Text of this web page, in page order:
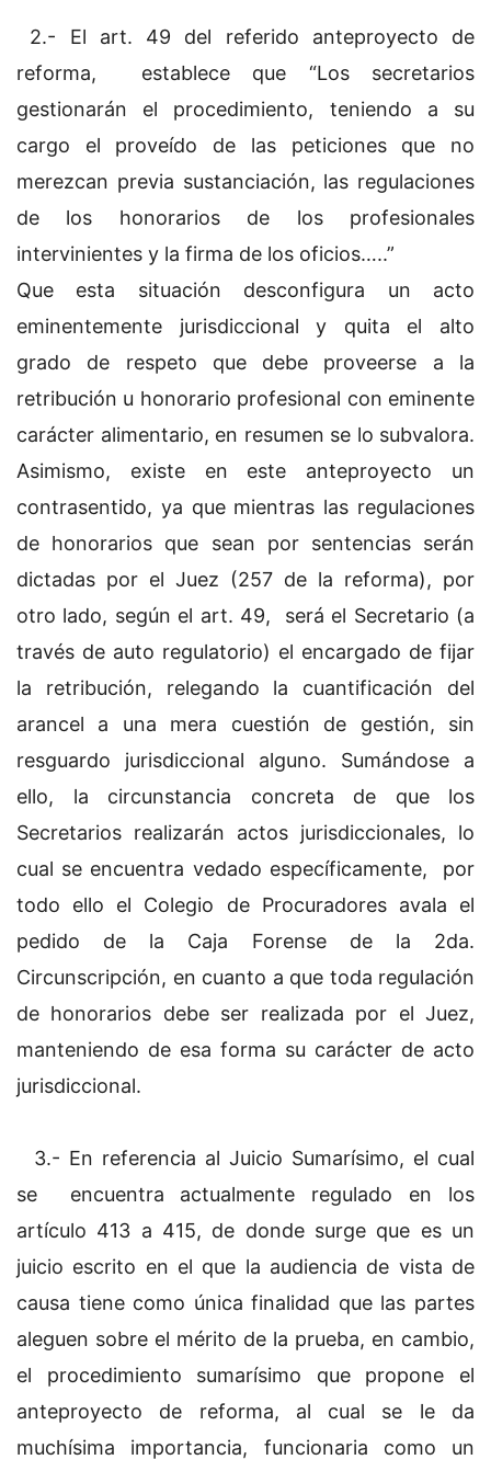
2.- El art. 49 del referido anteproyecto de
reforma, establece que “Los secretarios
gestionarán el procedimiento, teniendo a su
cargo el proveído de las peticiones que no
merezcan previa sustanciación, las regulaciones
de los honorarios de los profesionales
intervinientes y la firma de los oficios…..”
Que esta situación desconfigura un acto
eminentemente jurisdiccional y quita el alto
grado de respeto que debe proveerse a la
retribución u honorario profesional con eminente
carácter alimentario, en resumen se lo subvalora.
Asimismo, existe en este anteproyecto un
contrasentido, ya que mientras las regulaciones
de honorarios que sean por sentencias serán
dictadas por el Juez (257 de la reforma), por
otro lado, según el art. 49, será el Secretario (a
través de auto regulatorio) el encargado de fijar
la retribución, relegando la cuantificación del
arancel a una mera cuestión de gestión, sin
resguardo jurisdiccional alguno. Sumándose a
ello, la circunstancia concreta de que los
Secretarios realizarán actos jurisdiccionales, lo
cual se encuentra vedado específicamente, por
todo ello el Colegio de Procuradores avala el
pedido de la Caja Forense de la 2da.
Circunscripción, en cuanto a que toda regulación
de honorarios debe ser realizada por el Juez,
manteniendo de esa forma su carácter de acto
jurisdiccional.
3.- En referencia al Juicio Sumarísimo, el cual
se encuentra actualmente regulado en los
artículo 413 a 415, de donde surge que es un
juicio escrito en el que la audiencia de vista de
causa tiene como única finalidad que las partes
aleguen sobre el mérito de la prueba, en cambio,
el procedimiento sumarísimo que propone el
anteproyecto de reforma, al cual se le da
muchísima importancia, funcionaria como un